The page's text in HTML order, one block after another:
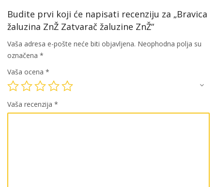
Budite prvi koji će napisati recenziju za „Bravica
žaluzina ZnŽ Zatvarač žaluzine ZnŽ“
Vaša adresa e-pošte neće biti objavljena. Neophodna polja su
označena *
Vaša ocena *
Vaša recenzija *